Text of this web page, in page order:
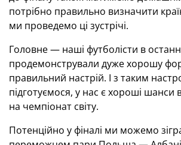
потрібно правильно визначити
ми проведемо ці зустрічі.
Головне — наші футболісти в
продемонстрували дуже хорошу
правильний настрій. І з таким
підготуємося, у нас є хороші шанси
на чемпіонат світу.
Потенційно у фіналі ми можемо